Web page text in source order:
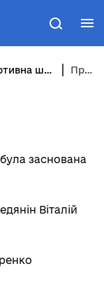
Пошук
Дитячо-юнацька спортивна школа відділу фізичної культури та спорту Про заклад
заснована
Віталій